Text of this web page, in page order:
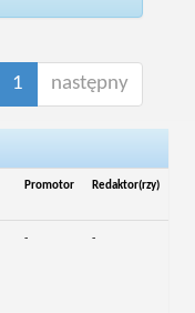
1 następny
Promotor Redaktor(rzy)
- -